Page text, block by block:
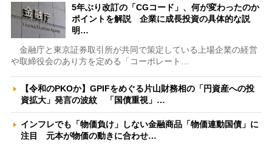
5年ぶり改訂の「CGコード」、何が変わったのか
ポイントを解説 企業に成長投資の具体的な説
明…
金融庁と東京証券取引所が共同で策定している上場企業の経営
や取締役会のあり方を定める「コーポレート…
【令和のPKOか】GPIFをめぐる片山財務相の「円資産への投
資拡大」発言の波紋 「国債重視」…
インフレでも「物価負け」しない金融商品「物価連動国債」に
注目 元本が物価の動きに合わせ…